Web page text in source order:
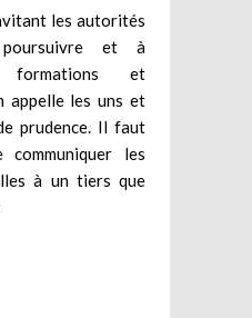
les autorités
et à
formations et
appelle les uns et
prudence. Il faut
les
à un tiers que